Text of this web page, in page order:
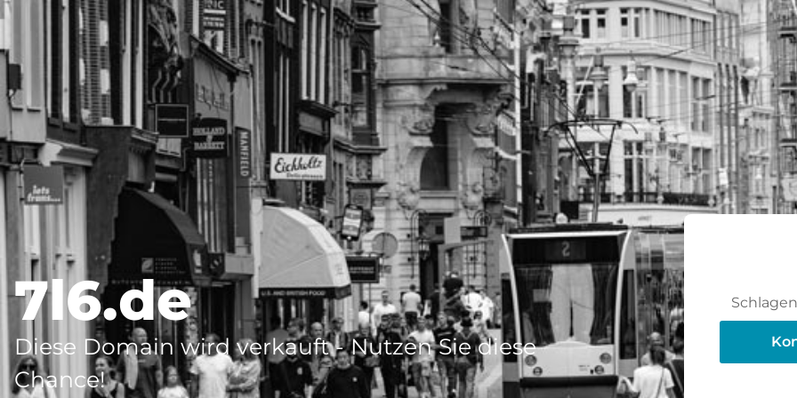
7l6.de
Diese Domain wird verkauft - Nutzen Sie diese
Chance!